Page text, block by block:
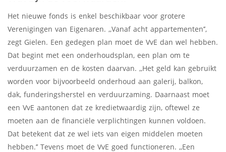
Het nieuwe fonds is enkel beschikbaar voor grotere
Verenigingen van Eigenaren. ,,Vanaf acht appartementen’’,
zegt Gielen. Een gedegen plan moet de VvE dan wel hebben.
Dat begint met een onderhoudsplan, een plan om te
verduurzamen en de kosten daarvan. ,,Het geld kan gebruikt
worden voor bijvoorbeeld onderhoud aan galerij, balkon,
dak, funderingsherstel en verduurzaming. Daarnaast moet
een VvE aantonen dat ze kredietwaardig zijn, oftewel ze
moeten aan de financiële verplichtingen kunnen voldoen.
Dat betekent dat ze wel iets van eigen middelen moeten
hebben.’’ Tevens moet de VvE goed functioneren. ,,Een